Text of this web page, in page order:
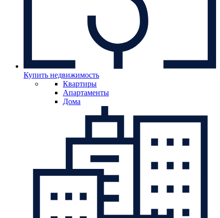
Купить недвижимость
Квартиры
Апартаменты
Дома